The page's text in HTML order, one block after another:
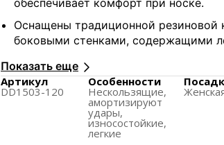
обеспечивает комфорт при носке.
Оснащены традиционной
боковыми стенками, содержащими
Подошва с рисунком в виде рыбьей
сцепление.
Дизайн включает белую вышивку с
середину подошвы.
Цветовая схема "Medium Olive"
Показать еще
Артикул
DD1503-120
Особенности
Нескользящиe,
амортизируют
удары,
износостойкие,
легкие